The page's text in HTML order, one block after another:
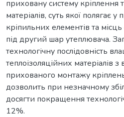
приховану систему кріплення
матеріалів, суть якої полягає у
кріпильних елементів та
під другий шар утеплювача.
технологічну послідовність
теплоізоляційних матеріалів
прихованого монтажу
дозволить при незначному
досягти покращення
12%.